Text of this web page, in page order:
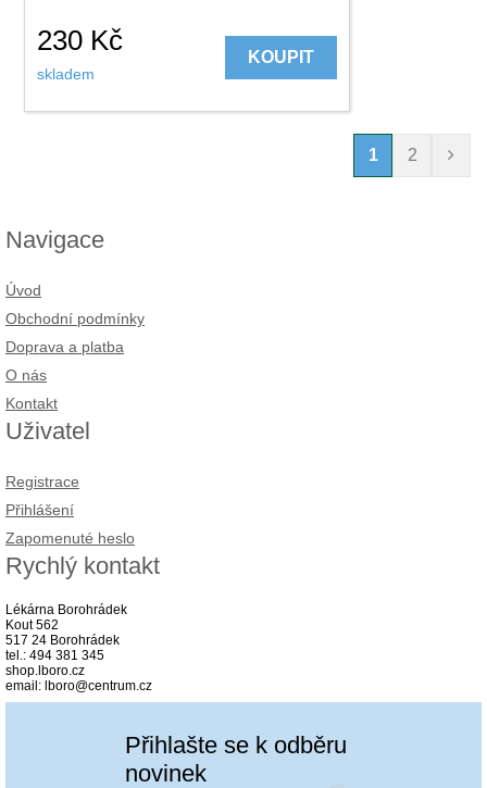
230 Kč
skladem
KOUPIT
1 2
Navigace
Úvod
Obchodní podmínky
Doprava a platba
O nás
Kontakt
Uživatel
Registrace
Přihlášení
Zapomenuté heslo
Rychlý kontakt
Lékárna Borohrádek
Kout 562
517 24 Borohrádek
tel.: 494 381 345
shop.lboro.cz
email: lboro@centrum.cz
Přihlašte se k odběru
novinek